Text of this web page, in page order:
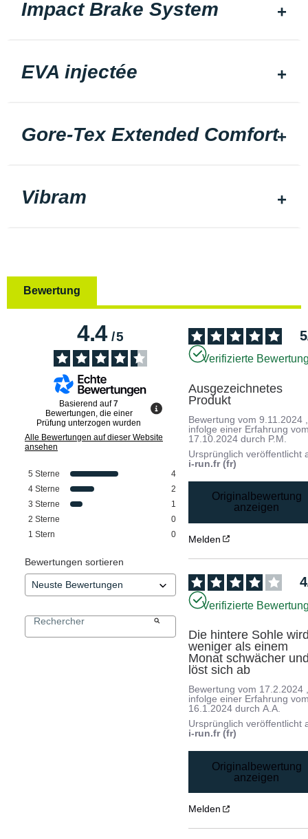
Impact Brake System
EVA injectée
Gore-Tex Extended Comfort
Vibram
Bewertung
4.4/5
Basierend auf7
Bewertungen, die einer
Prüfung unterzogen wurden
Alle Bewertungen auf dieser Website
ansehen
5 Sterne
4
4 Sterne
2
3 Sterne
1
2 Sterne
0
1 Stern 0
Bewertungen sortieren
5
Verifizierte
Ausgezeichnetes
Produkt
Bewertung vom9.11.2024
infolge einer Erfahrung
17.10.2024 durch P.M.
Ursprünglich veröffentlicht
i-run.fr (fr)
Originalbewertung
anzeigen
Melden
4
Verifizierte
Die hintere Sohle
weniger als einem
Monat schwächer
löst sich ab
Bewertung vom 17.2.2024
infolge einer Erfahrung
16.1.2024 durchA.A.
Ursprünglich veröffentlicht
i-run.fr (fr)
Originalbewertung
anzeigen
Melden